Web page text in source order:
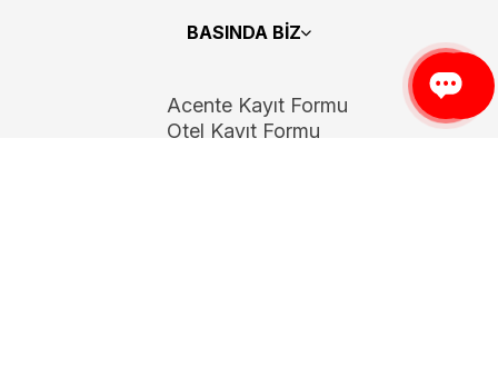
BASINDA BİZ
Acente Kayıt Formu
Otel Kayıt Formu